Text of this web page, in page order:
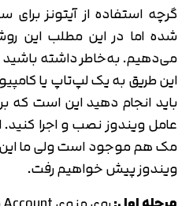
گرچه استفاده از آیتونز
شده اما در این مطلب این
می‌دهیم. به‌خاطر داشته باشید
این طریق به یک لپ‌تاپ یا
باید انجام دهید این است که
عامل ویندوز نصب و اجرا
مک هم موجود است ولی ما
ویندوز پیش خواهیم رفت.